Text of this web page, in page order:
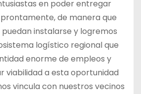
en poder entregar
de manera que
puedan instalarse y logremos
logístico regional que
enorme de empleos y
viabilidad a esta oportunidad
vincula con nuestros vecinos